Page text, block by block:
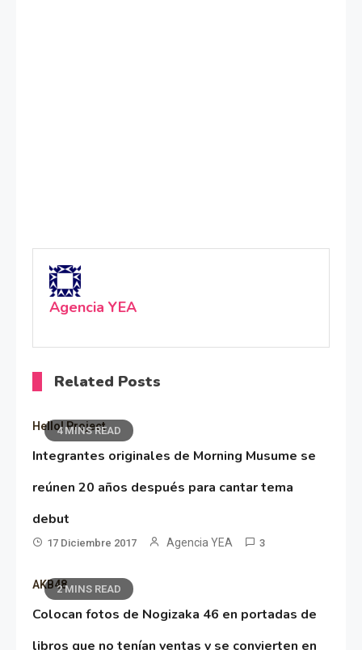
Agencia YEA
Related Posts
4 MINS READ
Hello! Project
Integrantes originales de Morning Musume se
reúnen 20 años después para cantar tema
debut
17 Diciembre 2017 Agencia YEA 3
2 MINS READ
AKB48
Colocan fotos de Nogizaka 46 en portadas de
libros que no tenían ventas y se convierten en